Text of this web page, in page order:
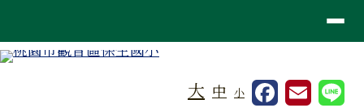
大 中 小